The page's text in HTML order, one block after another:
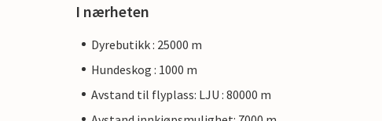
I nærheten
Dyrebutikk : 25000 m
Hundeskog : 1000 m
Avstand til flyplass: LJU : 80000 m